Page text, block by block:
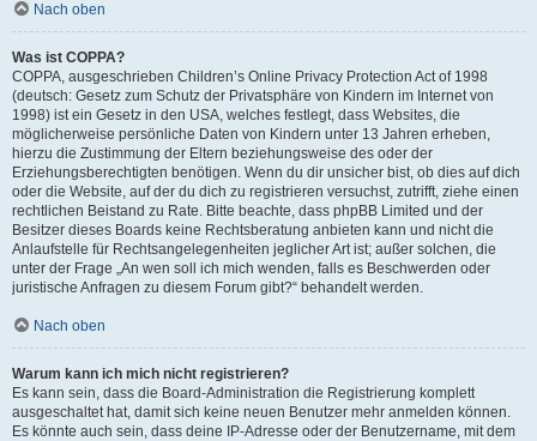
Nach oben
Was ist COPPA?
COPPA, ausgeschrieben Children’s Online Privacy Protection Act of 1998
(deutsch: Gesetz zum Schutz der Privatsphäre von Kindern im Internet von
1998) ist ein Gesetz in den USA, welches festlegt, dass Websites, die
möglicherweise persönliche Daten von Kindern unter 13 Jahren erheben,
hierzu die Zustimmung der Eltern beziehungsweise des oder der
Erziehungsberechtigten benötigen. Wenn du dir unsicher bist, ob dies auf dich
oder die Website, auf der du dich zu registrieren versuchst, zutrifft, ziehe einen
rechtlichen Beistand zu Rate. Bitte beachte, dass phpBB Limited und der
Besitzer dieses Boards keine Rechtsberatung anbieten kann und nicht die
Anlaufstelle für Rechtsangelegenheiten jeglicher Art ist; außer solchen, die
unter der Frage „An wen soll ich mich wenden, falls es Beschwerden oder
juristische Anfragen zu diesem Forum gibt?“ behandelt werden.
Nach oben
Warum kann ich mich nicht registrieren?
Es kann sein, dass die Board-Administration die Registrierung komplett
ausgeschaltet hat, damit sich keine neuen Benutzer mehr anmelden können.
Es könnte auch sein, dass deine IP-Adresse oder der Benutzername, mit dem